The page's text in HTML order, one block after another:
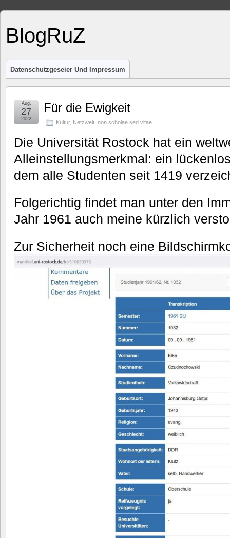
BlogRuZ
Datenschutzgeseier Und Impressum
Für die Ewigkeit
Kultur, Netzwelt non scholae sed vitae...
Aug.
27
2022
Die Universität Rostock hat ein
Alleinstellungsmerkmal: ein
dem alle Studenten seit 1419
Folgerichtig findet man unter den
Jahr 1961 auch meine kürzlich
Zur Sicherheit noch eine